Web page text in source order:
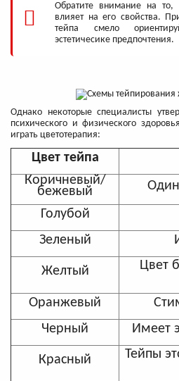
Обратите внимание на
влияет на его свойства.
тейпа смело
эстетичесике предпочтения.
Однако некоторые специалисты
психического и физического
играть цветотерапия:
Цвет тейпа
Коричневый/
бежевый
Голубой
Зеленый
Желтый
Цвет
Оранжевый
Черный
Имеет
Красный
Тейпы